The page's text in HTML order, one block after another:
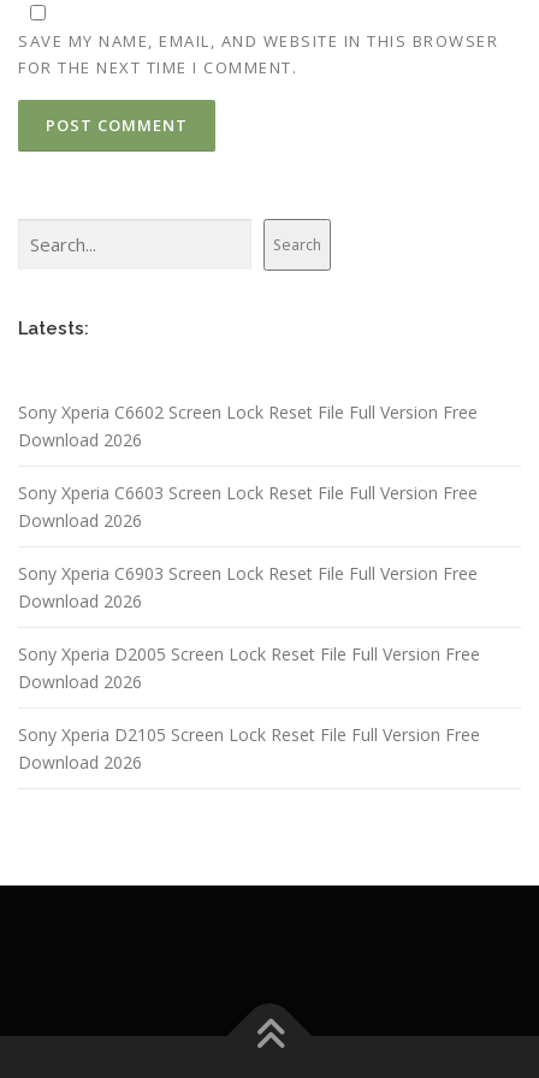
SAVE MY NAME, EMAIL, AND WEBSITE IN THIS BROWSER
FOR THE NEXT TIME I COMMENT.
Search
Latests:
Sony Xperia C6602 Screen Lock Reset File Full Version Free
Download 2026
Sony Xperia C6603 Screen Lock Reset File Full Version Free
Download 2026
Sony Xperia C6903 Screen Lock Reset File Full Version Free
Download 2026
Sony Xperia D2005 Screen Lock Reset File Full Version Free
Download 2026
Sony Xperia D2105 Screen Lock Reset File Full Version Free
Download 2026